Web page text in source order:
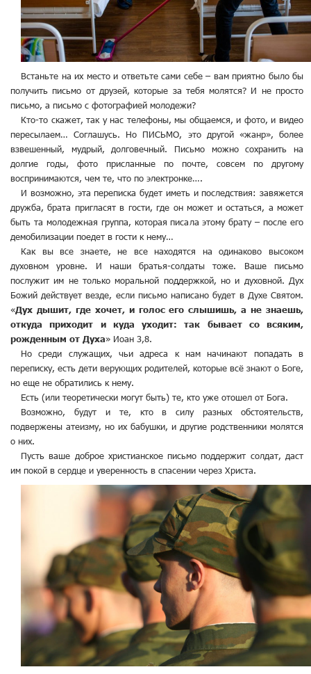
Встаньте на их место и ответьте сами себе – вам приятно было бы
получить письмо от друзей, которые за тебя молятся? И не просто
письмо, а письмо с фотографией молодежи?
Кто-то скажет, так у нас телефоны, мы общаемся, и фото, и видео
пересылаем… Соглашусь. Но ПИСЬМО, это другой «жанр», более
взвешенный, мудрый, долговечный. Письмо можно сохранить на
долгие годы, фото присланные по почте, совсем по другому
воспринимаются, чем те, что по электронке….
И возможно, эта переписка будет иметь и последствия: завяжется
дружба, брата пригласят в гости, где он может и остаться, а может
быть та молодежная группа, которая писала этому брату – после его
демобилизации поедет в гости к нему…
Как вы все знаете, не все находятся на одинаково высоком
духовном уровне. И наши братья-солдаты тоже. Ваше письмо
послужит им не только моральной поддержкой, но и духовной. Дух
Божий действует везде, если письмо написано будет в Духе Святом.
«Дух дышит, где хочет, и голос его слышишь, а не знаешь,
откуда приходит и куда уходит: так бывает со всяким,
рожденным от Духа» Иоан 3,8.
Но среди служащих, чьи адреса к нам начинают попадать в
переписку, есть дети верующих родителей, которые всё знают о Боге,
но еще не обратились к нему.
Есть (или теоретически могут быть) те, кто уже отошел от Бога.
Возможно, будут и те, кто в силу разных обстоятельств,
подвержены атеизму, но их бабушки, и другие родственники молятся
о них.
Пусть ваше доброе христианское письмо поддержит солдат, даст
им покой в сердце и уверенность в спасении через Христа.